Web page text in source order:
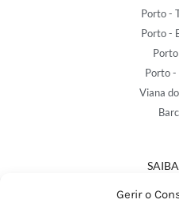
Gerir o
Porto -
Porto -
Porto -
Viana
Política de